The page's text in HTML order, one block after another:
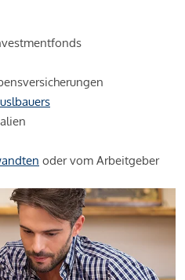
oder vom Arbeitgeber